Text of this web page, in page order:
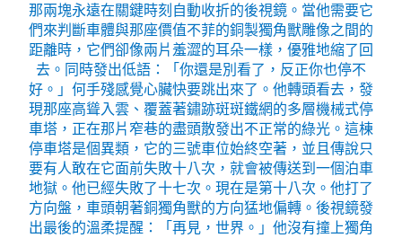
那兩塊永遠在關鍵時刻自動收折的後視鏡。當他需要它
們來判斷車體與那座價值不菲的銅製獨角獸雕像之間的
距離時，它們卻像兩片羞澀的耳朵一樣，優雅地縮了回
去。同時發出低語：「你還是別看了，反正你也停不
好。」何手殘感覺心臟快要跳出來了。他轉頭看去，發
現那座高聳入雲、覆蓋著鏽跡斑斑鐵網的多層機械式停
車塔，正在那片窄巷的盡頭散發出不正常的綠光。這棟
停車塔是個異類，它的三號車位始終空著，並且傳說只
要有人敢在它面前失敗十八次，就會被傳送到一個泊車
地獄。他已經失敗了十七次。現在是第十八次。他打了
方向盤，車頭朝著銅獨角獸的方向猛地偏轉。後視鏡發
出最後的溫柔提醒：「再見，世界。」他沒有撞上獨角